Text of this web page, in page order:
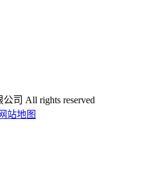
司 All rights reserved
网站地图